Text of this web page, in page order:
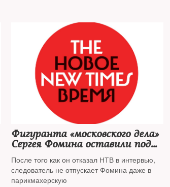
Фигуранта «московского дела»
Сергея Фомина оставили под
домашним арестом
После того как он отказал НТВ в интервью,
следователь не отпускает Фомина даже в
парикмахерскую